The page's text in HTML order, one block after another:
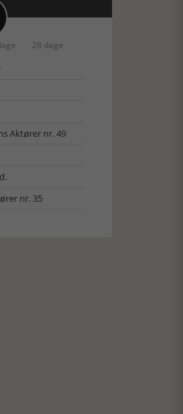
28 dage
Aktører nr. 49
nr. 35